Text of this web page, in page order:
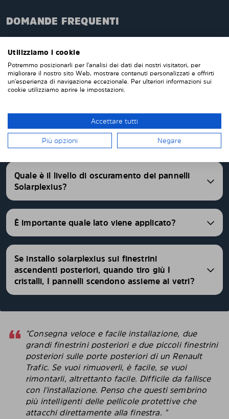
DOMANDE FREQUENTI
questi verranno prodotti appositamente per te e su
misura per i vetri della tua auto. Non devi tagliare o
rifinire nulla da solo. I nostri pannelli parasole
vengono consegnati pretagliati con una vestibilità
FAQ
Quale è il livello di oscuramento dei pannelli
Solarplexius?
È importante quale lato viene applicato?
Se installo solarplexius sui finestrini
ascendenti posteriori, quando tiro giù I
cristalli, I pannelli scendono assieme ai vetri?
"Consegna veloce e facile installazione, due
grandi finestrini posteriori e due piccoli finestrini
posteriori sulle porte posteriori di un Renault
Trafic. Se vuoi rimuoverli, è facile, se vuoi
rimontarli, altrettanto facile. Difficile da fallisce
con l'installazione. Penso che questi sembrino
più intelligenti delle pellicole protettive che
attacchi direttamente alla finestra. "
Utilizziamo i cookie
Potremmo posizionarli per l'analisi dei dati dei nostri visitatori, per
migliorare il nostro sito Web, mostrare contenuti personalizzati e offrirti
un'esperienza di navigazione eccezionale. Per ulteriori informazioni sui
cookie utilizziamo aprire le impostazioni.
Accettare tutti
Più opzioni Negare